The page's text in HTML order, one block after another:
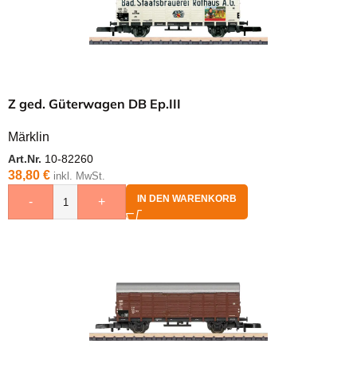
Z ged. Güterwagen DB Ep.III
Märklin
Art.Nr. 10-82260
38,80 € inkl. MwSt.
- + IN DEN WARENKORB